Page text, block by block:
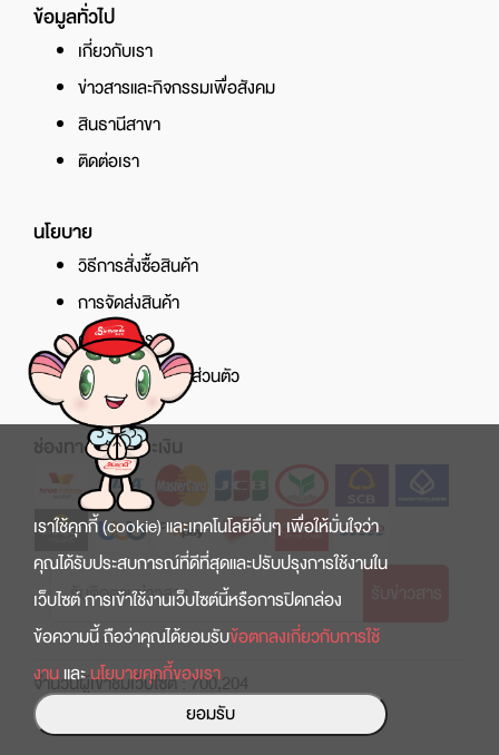
ข้อมูลทั่วไป
เกี่ยวกับเรา
ข่าวสารและกิจกรรมเพื่อสังคม
สินธานีสาขา
ติดต่อเรา
นโยบาย
วิธีการสั่งซื้อสินค้า
การจัดส่งสินค้า
ศูนย์บริการ
นโยบายความเป็นส่วนตัว
ช่องทางการชำระเงิน
จำนวนผู้เข้าชมเว็บไซต์ : 700,204
Copyright © 2022 สินธานี
เราใช้คุกกี้ (cookie) และเทคโนโลยีอื่นๆ เพื่อให้มั่นใจว่า
คุณได้รับประสบการณ์ที่ดีที่สุดและปรับปรุงการใช้งานใน
เว็บไซต์ การเข้าใช้งานเว็บไซต์นี้หรือการปิดกล่อง
ข้อความนี้ ถือว่าคุณได้ยอมรับข้อตกลงเกี่ยวกับการใช้
งานและนโยบายคุกกี้ของเรา
ยอมรับ